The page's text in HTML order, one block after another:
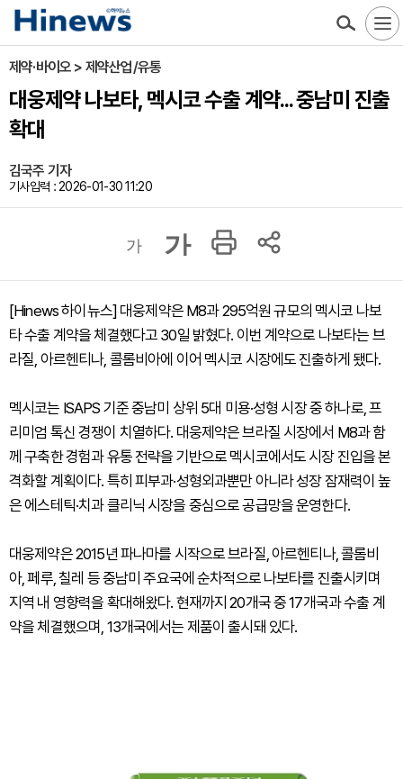
제약·바이오 > 제약산업/유통
대웅제약 나보타, 멕시코 수출 계약... 중남미 진출
확대
김국주 기자
기사입력 : 2026-01-30 11:20
가 가
[Hinews 하이뉴스] 대웅제약은 M8과 295억원 규모의 멕시코 나보
타 수출 계약을 체결했다고 30일 밝혔다. 이번 계약으로 나보타는 브
라질, 아르헨티나, 콜롬비아에 이어 멕시코 시장에도 진출하게 됐다.
멕시코는 ISAPS 기준 중남미 상위 5대 미용·성형 시장 중 하나로, 프
리미엄 톡신 경쟁이 치열하다. 대웅제약은 브라질 시장에서 M8과 함
께 구축한 경험과 유통 전략을 기반으로 멕시코에서도 시장 진입을 본
격화할 계획이다. 특히 피부과·성형외과뿐만 아니라 성장 잠재력이 높
은 에스테틱·치과 클리닉 시장을 중심으로 공급망을 운영한다.
대웅제약은 2015년 파나마를 시작으로 브라질, 아르헨티나, 콜롬비
아, 페루, 칠레 등 중남미 주요국에 순차적으로 나보타를 진출시키며
지역 내 영향력을 확대해왔다. 현재까지 20개국 중 17개국과 수출 계
약을 체결했으며, 13개국에서는 제품이 출시돼 있다.